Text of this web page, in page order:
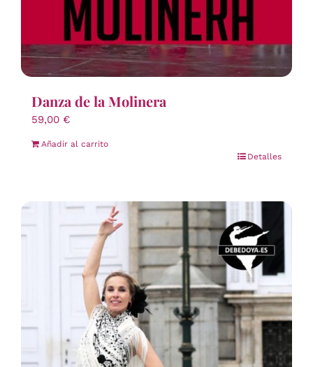
Danza de la Molinera
59,00 €
Añadir al carrito
Detalles